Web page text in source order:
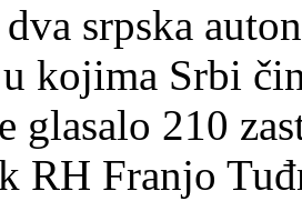
srpska
kojima Srbi
glasalo 210
RH Franjo